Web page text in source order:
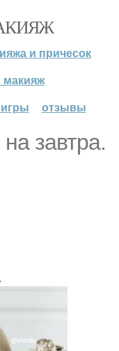
и причесок
макияж
игры отзывы
завтра.